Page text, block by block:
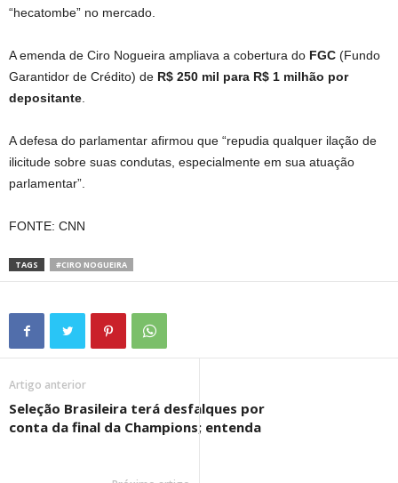
“hecatombe” no mercado.
A emenda de Ciro Nogueira ampliava a cobertura do FGC (Fundo
Garantidor de Crédito) de R$ 250 mil para R$ 1 milhão por
depositante.
A defesa do parlamentar afirmou que “repudia qualquer ilação de
ilicitude sobre suas condutas, especialmente em sua atuação
parlamentar”.
FONTE: CNN
TAGS #CIRO NOGUEIRA
Artigo anterior
Seleção Brasileira terá desfalques por
conta da final da Champions; entenda